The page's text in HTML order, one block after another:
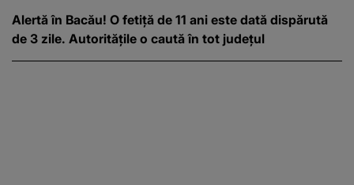
Alertă în Bacău! O fetiță de 11 ani este dată dispărută
de 3 zile. Autoritățile o caută în tot județul